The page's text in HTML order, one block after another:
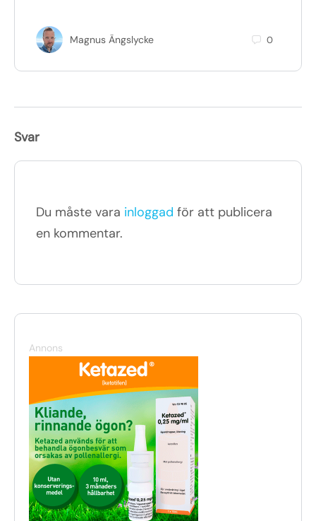
Magnus Ängslycke 0
Svar
Du måste vara inloggad för att publicera
en kommentar.
Annons